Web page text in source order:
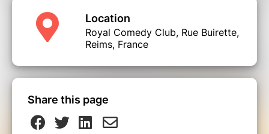
Location
Royal Comedy Club, Rue Buirette,
Reims, France
Share this page